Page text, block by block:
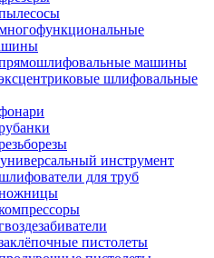
машины
шлифовальные
инструмент
для труб
пистолеты